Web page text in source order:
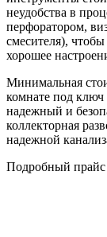
неудобства в
перфоратором,
смесителя), чтобы
хорошее
Минимальная
комнате под
надежный и
коллекторная
надежной
Подробный прайс